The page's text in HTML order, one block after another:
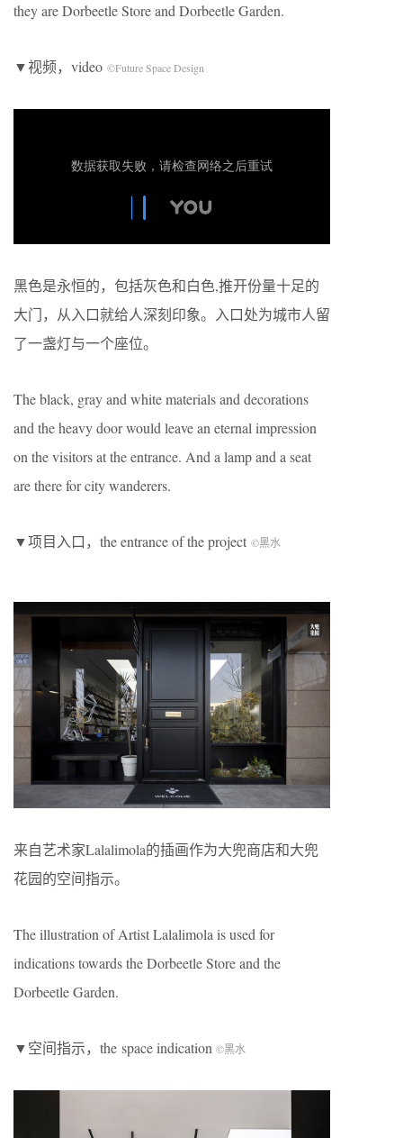
they are Dorbeetle Store and Dorbeetle Garden.
▼视频，video ©Future Space Design
黑色是永恒的，包括灰色和白色,推开份量十足的
大门，从入口就给人深刻印象。入口处为城市人留
了一盏灯与一个座位。
The black, gray and white materials and decorations
and the heavy door would leave an eternal impression
on the visitors at the entrance. And a lamp and a seat
are there for city wanderers.
▼项目入口，the entrance of the project ©黑水
来自艺术家Lalalimola的插画作为大兜商店和大兜
花园的空间指示。
The illustration of Artist Lalalimola is used for
indications towards the Dorbeetle Store and the
Dorbeetle Garden.
▼空间指示，the space indication ©黑水